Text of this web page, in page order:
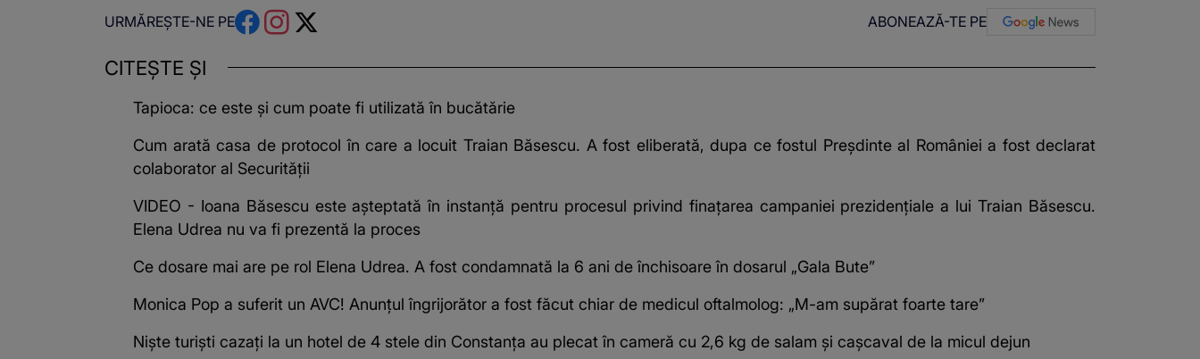
URMĂREȘTE-NE PE ABONEAZĂ-TE PE
CITEȘTE ȘI
Tapioca: ce este și cum poate fi utilizată în bucătărie
Cum arată casa de protocol în care a locuit Traian Băsescu. A fost eliberată, dupa ce fostul Preșdinte al României a fost declarat
colaborator al Securității
VIDEO - Ioana Băsescu este așteptată în instanță pentru procesul privind finațarea campaniei prezidențiale a lui Traian Băsescu.
Elena Udrea nu va fi prezentă la proces
Ce dosare mai are pe rol Elena Udrea. A fost condamnată la 6 ani de închisoare în dosarul „Gala Bute”
Monica Pop a suferit un AVC! Anunțul îngrijorător a fost făcut chiar de medicul oftalmolog: „M-am supărat foarte tare”
Niște turiști cazați la un hotel de 4 stele din Constanța au plecat în cameră cu 2,6 kg de salam și cașcaval de la micul dejun